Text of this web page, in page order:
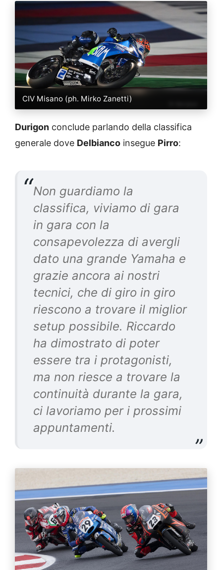
CIV Misano (ph. Mirko Zanetti)
Durigon conclude parlando della classifica
generale dove Delbianco insegue Pirro:
Non guardiamo la
classifica, viviamo di gara
in gara con la
consapevolezza di avergli
dato una grande Yamaha e
grazie ancora ai nostri
tecnici, che di giro in giro
riescono a trovare il miglior
setup possibile. Riccardo
ha dimostrato di poter
essere tra i protagonisti,
ma non riesce a trovare la
continuità durante la gara,
ci lavoriamo per i prossimi
appuntamenti.